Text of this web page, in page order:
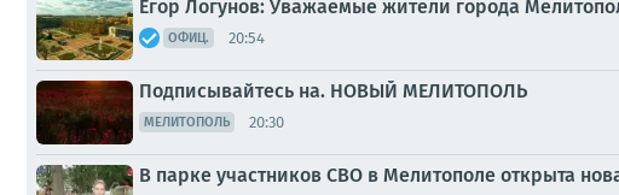
Егор Логунов: Уважаемые жители города
ОФИЦ. 20:54
Подписывайтесь на. НОВЫЙ МЕЛИТОПОЛЬ
МЕЛИТОПОЛЬ 20:30
В парке участников СВО в Мелитополе открыта